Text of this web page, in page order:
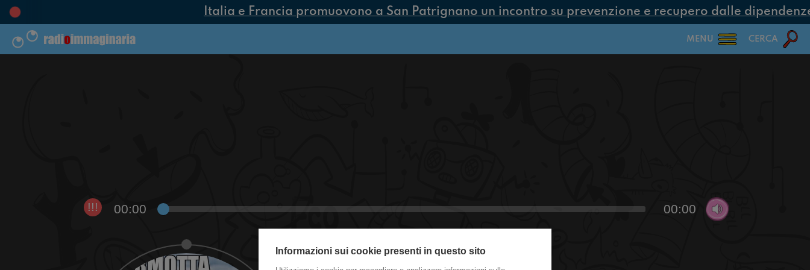
Italia e Francia promuovono a San Patrignano un incontro su prevenzione e recupero dalle dipendenze
MENU CERCA
!!! 00:00 00:00
Informazioni sui cookie presenti in questo sito